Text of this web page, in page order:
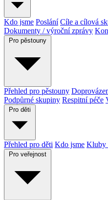
Kdo jsme Poslání Cíle a cílová
Dokumenty / výroční zprávy
Pro pěstouny
Přehled pro pěstouny
Podpůrné skupiny Respitní péče
Pro děti
Přehled pro děti Kdo jsme Kluby
Pro veřejnost